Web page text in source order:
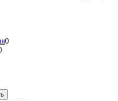
0